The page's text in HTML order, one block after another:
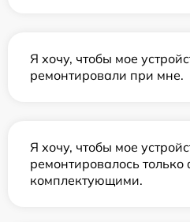
Я хочу, чтобы мое
ремонтировали при мне.
Я хочу, чтобы мое
ремонтировалось
комплектующими.